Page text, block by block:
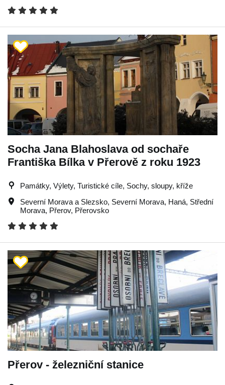
Socha Jana Blahoslava od sochaře
Františka Bílka v Přerově z roku 1923
Památky, Výlety, Turistické cíle, Sochy, sloupy, kříže
Severní Morava a Slezsko, Severní Morava, Haná, Střední
Morava, Přerov, Přerovsko
Přerov - železniční stanice